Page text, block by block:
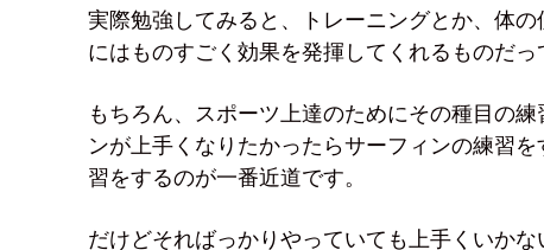
実際勉強してみると、トレーニングとか、体
にはものすごく効果を発揮してくれるものだっ
もちろん、スポーツ上達のためにその種目の
ンが上手くなりたかったらサーフィンの練習
習をするのが一番近道です。
だけどそればっかりやっていても上手くいか